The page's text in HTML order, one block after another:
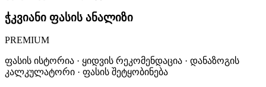
ჭკვიანი ფასის ანალიზი
PREMIUM
ფასის ისტორია · ყიდვის რეკომენდაცია · დანაზოგის
კალკულატორი · ფასის შეტყობინება